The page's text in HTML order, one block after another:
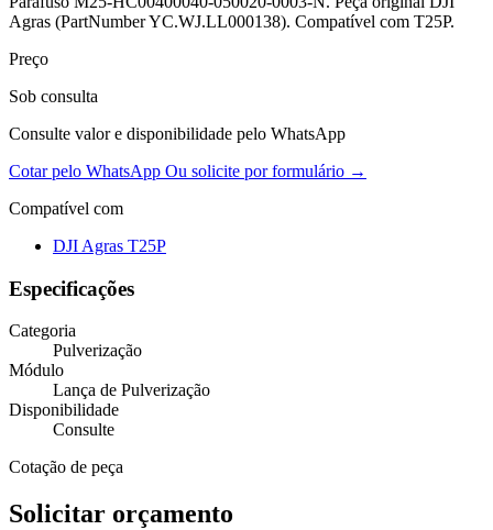
Agras (PartNumber YC.WJ.LL000138). Compatível com T25P.
Preço
Sob consulta
Consulte valor e disponibilidade pelo WhatsApp
Cotar pelo WhatsApp Ou solicite por formulário →
Compatível com
DJI Agras T25P
Especificações
Categoria
Pulverização
Módulo
Lança de Pulverização
Disponibilidade
Consulte
Cotação de peça
Solicitar orçamento